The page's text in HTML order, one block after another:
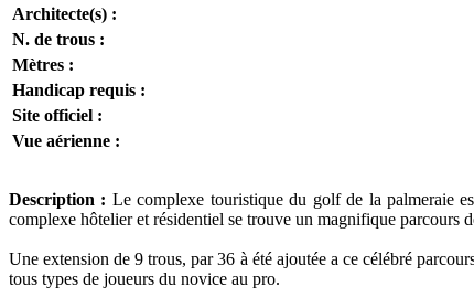
Architecte(s) :
N. de trous :
Mètres :
Handicap requis :
Site officiel :
Vue aérienne :
Description : Le complexe touristique du golf de la palmeraie
complexe hôtelier et résidentiel se trouve un magnifique parcours
Une extension de 9 trous, par 36 à été ajoutée a ce célébré
tous types de joueurs du novice au pro.